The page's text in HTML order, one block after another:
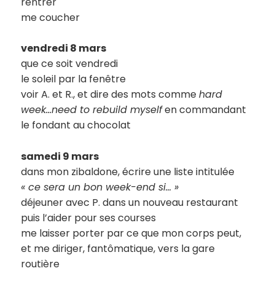
me coucher
vendredi 8 mars
que ce soit vendredi
le soleil par la fenêtre
voir A. et R., et dire des mots commehard
week…need to rebuild myselfen commandant
le fondant au chocolat
samedi 9 mars
dans mon zibaldone, écrire une liste intitulée
« ce sera un bon week-end si… »
déjeuner avec P. dans un nouveau restaurant
puis l’aider pour ses courses
me laisser porter par ce que mon corps peut,
et me diriger, fantômatique, vers la gare
routière